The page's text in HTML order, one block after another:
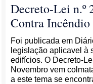
Decreto-Lei n.º
Contra
Foi publicada em
legislação aplicavel à
edifícios. O Decreto-
Novembro vem
a este tema se